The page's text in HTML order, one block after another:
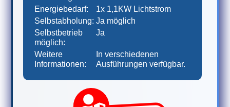
Energiebedarf:
1x 1,1KW Lichtstrom
Selbstabholung: Ja möglich
Selbstbetrieb
möglich:
Ja
Weitere
Informationen:
In verschiedenen
Ausführungen verfügbar.